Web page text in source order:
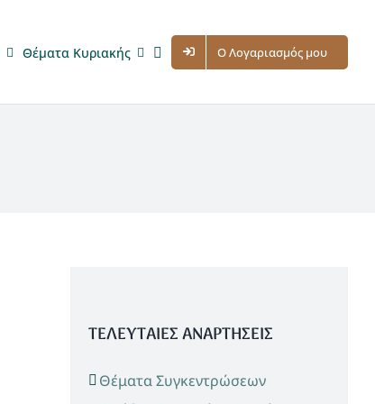
Θέματα Κυριακής Ο Λογαριασμός μου
ΤΕΛΕΥΤΑΙΕΣ ΑΝΑΡΤΗΣΕΙΣ
Θέματα Συγκεντρώσεων